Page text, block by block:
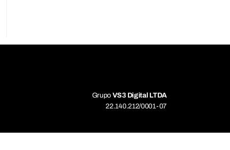
Grupo VS3 Digital LTDA
22.140.212/0001-07